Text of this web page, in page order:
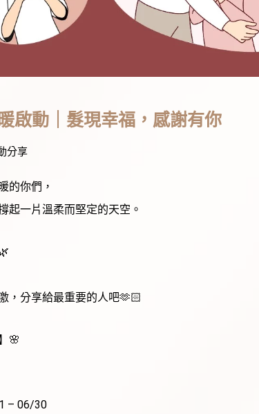
啟動｜髮現幸福，感謝有你
分享
的你們，
起一片溫柔而堅定的天空。
，分享給最重要的人吧🫶🏻
🌸
– 06/30